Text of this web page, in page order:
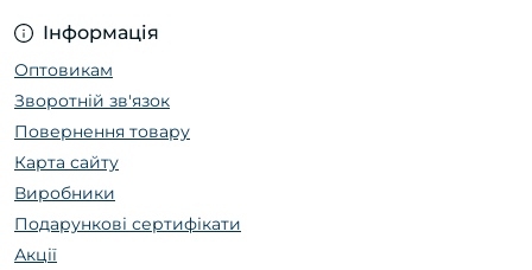
Інформація
Оптовикам
Зворотній зв'язок
Повернення товару
Карта сайту
Виробники
Подарункові сертифікати
Акції